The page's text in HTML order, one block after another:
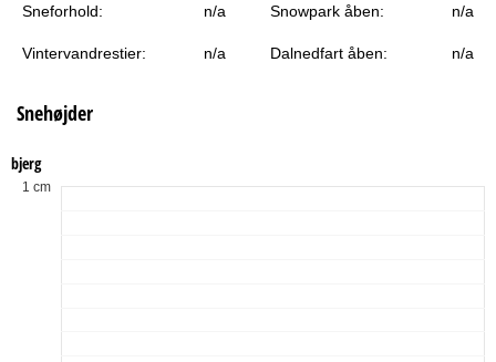
Sneforhold: n/a Snowpark åben: n/a
Vintervandrestier: n/a Dalnedfart åben: n/a
Snehøjder
bjerg
1 cm